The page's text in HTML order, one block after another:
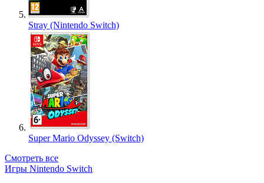
Stray (Nintendo Switch)
Super Mario Odyssey (Switch)
Смотреть все
Игры Nintendo Switch